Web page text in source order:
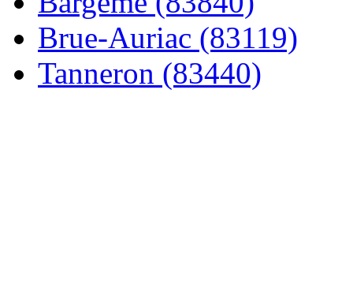
Brue-Auriac (83119)
Tanneron (83440)